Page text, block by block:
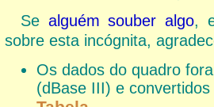
Se alguém souber algo,
sobre esta incógnita,
Os dados do quadro
(dBase III) e